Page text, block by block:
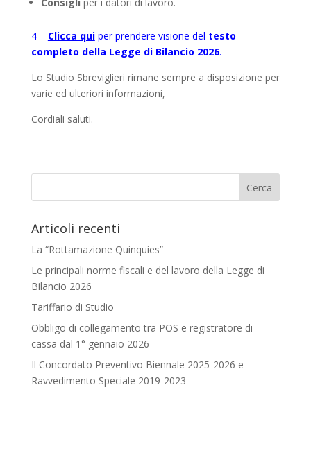
4 – Clicca qui per prendere visione del testo
completo della Legge di Bilancio 2026.
Lo Studio Sbreviglieri rimane sempre a disposizione per
varie ed ulteriori informazioni,
Cordiali saluti.
Articoli recenti
La “Rottamazione Quinquies”
Le principali norme fiscali e del lavoro della Legge di
Bilancio 2026
Tariffario di Studio
Obbligo di collegamento tra POS e registratore di
cassa dal 1° gennaio 2026
Il Concordato Preventivo Biennale 2025-2026 e
Ravvedimento Speciale 2019-2023